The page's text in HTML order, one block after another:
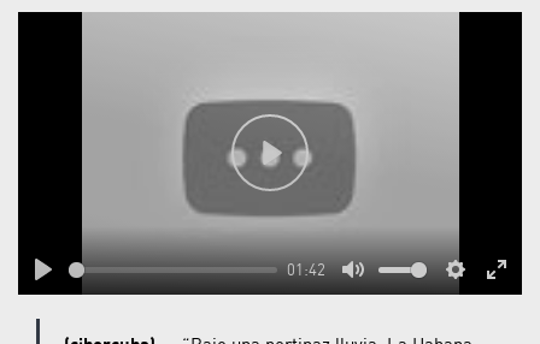
Play
01:42
Mute Settings
Enter
Play